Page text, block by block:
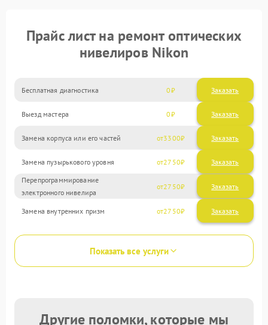
Прайс лист на ремонт оптических
нивелиров Nikon
Бесплатная диагностика 0 Заказать
Выезд мастера 0 Заказать
Замена корпуса или его частей 3300
Замена пузырькового уровня 2750
Перепрограммирование
электронного нивелира
2750
Замена внутренних призм 2750
Показать все услуги
Другие поломки, которые мы